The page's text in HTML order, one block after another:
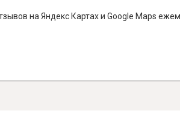
на Яндекс Картах и Google Maps